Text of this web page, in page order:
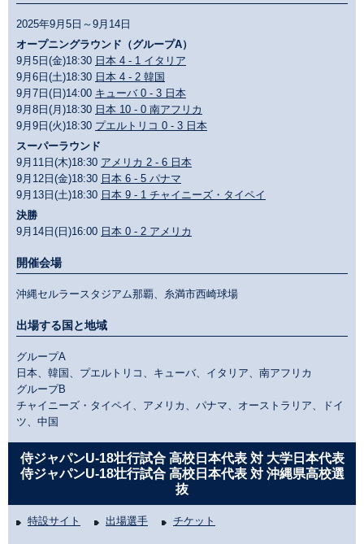
2025年9月5日～9月14日
オープニングラウンド（グループA）
9月5日(金)18:30 日本 4 - 1 イタリア
9月6日(土)18:30 日本 4 - 2 韓国
9月7日(日)14:00 キューバ 0 - 3 日本
9月8日(月)18:30 日本 10 - 0 南アフリカ
9月9日(火)18:30 プエルトリコ 0 - 3 日本
スーパーラウンド
9月11日(木)18:30 アメリカ 2 - 6 日本
9月12日(金)18:30 日本 6 - 5 パナマ
9月13日(土)18:30 日本 9 - 1 チャイニーズ・タイペイ
決勝
9月14日(日)16:00 日本 0 - 2 アメリカ
開催会場
沖縄セルラースタジアム那覇、糸満市西崎球場
出場する国と地域
グループA
日本、韓国、プエルトリコ、キューバ、イタリア、南アフリカ
グループB
チャイニーズ・タイペイ、アメリカ、パナマ、オーストラリア、ドイ
ツ、中国
侍ジャパンU-18壮行試合 高校日本代表 対 大学日本代表
侍ジャパンU-18壮行試合 高校日本代表 対 沖縄県高校選
抜
特設サイト 出場選手 チケット